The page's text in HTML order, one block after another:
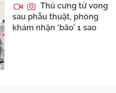
Thú cưng tử vong
sau phẫu thuật, phòng
khám nhận ‘bão’ 1 sao